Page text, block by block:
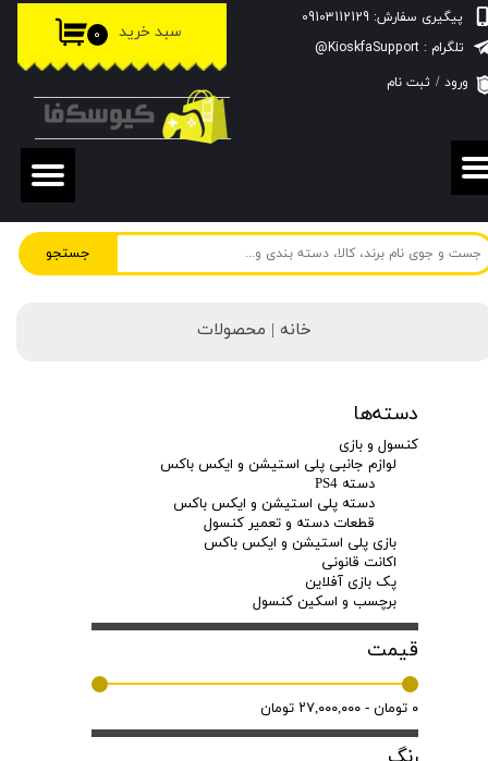
جستجو
پیگیری سفارش: 09103112129
۰ سبد خرید
ورود / ثبت نام
حساب کاربری من
تغییر گذر واژه
سفارشات
خروج از حساب کاربری
تلگرام : KioskfaSupport@
خانه | محصولات
دسته‌ها
کنسول و بازی
لوازم جانبی پلی استیشن و ایکس باکس
دسته PS4
دسته پلی استیشن و ایکس باکس
قطعات دسته و تعمیر کنسول
بازی پلی استیشن و ایکس باکس
اکانت قانونی
پک بازی آفلاین
برچسب و اسکین کنسول
قیمت
۰ تومان - ۲۷,۰۰۰,۰۰۰ تومان